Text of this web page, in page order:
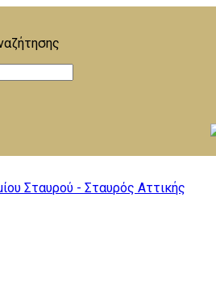
Σταυρού - Σταυρός Αττικής